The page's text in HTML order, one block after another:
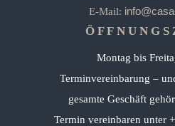
E-Mail:
Montag bis
Terminvereinbarung –
gesamte Geschäft
Termin vereinbaren unter